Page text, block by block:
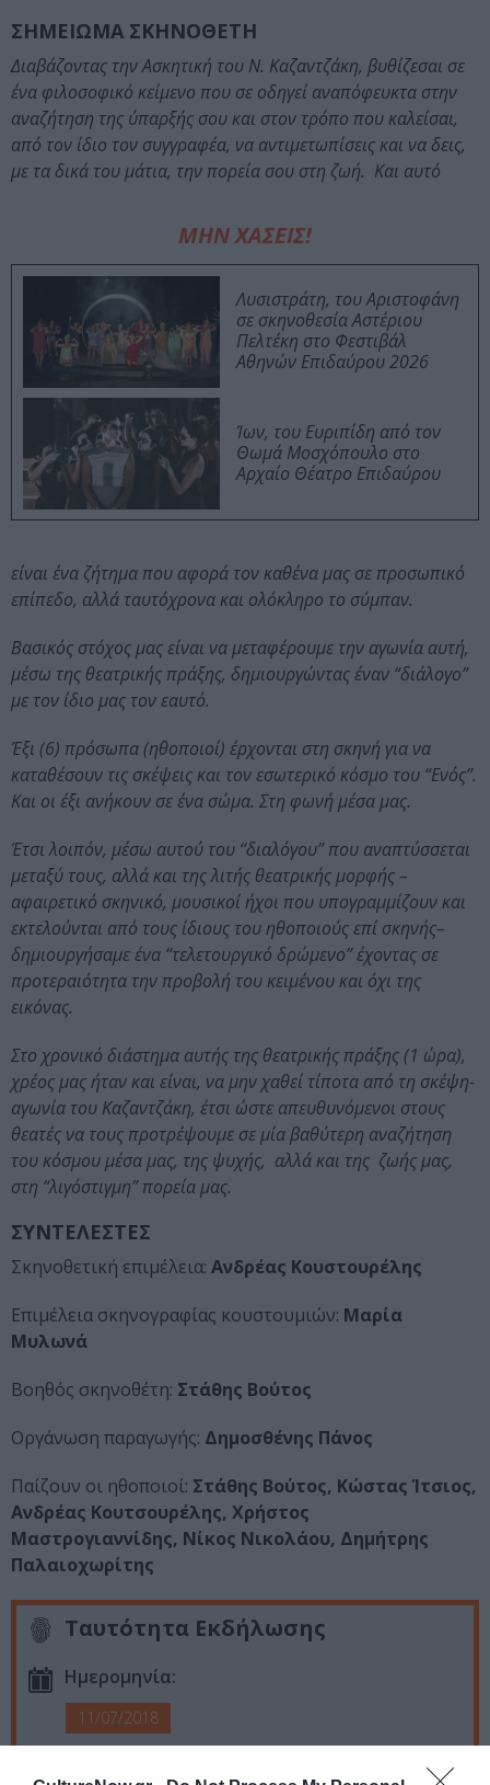
ΣΗΜΕΙΩΜΑ ΣΚΗΝΟΘΕΤΗ
Διαβάζοντας την Ασκητική του Ν. Καζαντζάκη, βυθίζεσαι σε
ένα φιλοσοφικό κείμενο που σε οδηγεί αναπόφευκτα στην
αναζήτηση της ύπαρξής σου και στον τρόπο που καλείσαι,
από τον ίδιο τον συγγραφέα, να αντιμετωπίσεις και να δεις,
με τα δικά του μάτια, την πορεία σου στη ζωή. Και αυτό
ΜΗΝ ΧΑΣΕΙΣ!
Λυσιστράτη, του Αριστοφάνη
σε σκηνοθεσία Αστέριου
Πελτέκη στο Φεστιβάλ
Αθηνών Επιδαύρου 2026
Ίων, του Ευριπίδη από τον
Θωμά Μοσχόπουλο στο
Αρχαίο Θέατρο Επιδαύρου
είναι ένα ζήτημα που αφορά τον καθένα μας σε προσωπικό
επίπεδο, αλλά ταυτόχρονα και ολόκληρο το σύμπαν.
Βασικός στόχος μας είναι να μεταφέρουμε την αγωνία αυτή,
μέσω της θεατρικής πράξης, δημιουργώντας έναν “διάλογο”
με τον ίδιο μας τον εαυτό.
Έξι (6) πρόσωπα (ηθοποιοί) έρχονται στη σκηνή για να
καταθέσουν τις σκέψεις και τον εσωτερικό κόσμο του “Ενός”.
Και οι έξι ανήκουν σε ένα σώμα. Στη φωνή μέσα μας.
Έτσι λοιπόν, μέσω αυτού του “διαλόγου” που αναπτύσσεται
μεταξύ τους, αλλά και της λιτής θεατρικής μορφής –
αφαιρετικό σκηνικό, μουσικοί ήχοι που υπογραμμίζουν και
εκτελούνται από τους ίδιους του ηθοποιούς επί σκηνής–
δημιουργήσαμε ένα “τελετουργικό δρώμενο” έχοντας σε
προτεραιότητα την προβολή του κειμένου και όχι της
εικόνας.
Στο χρονικό διάστημα αυτής της θεατρικής πράξης (1 ώρα),
χρέος μας ήταν και είναι, να μην χαθεί τίποτα από τη σκέψη-
αγωνία του Καζαντζάκη, έτσι ώστε απευθυνόμενοι στους
θεατές να τους προτρέψουμε σε μία βαθύτερη αναζήτηση
του κόσμου μέσα μας, της ψυχής, αλλά και της ζωής μας,
στη “λιγόστιγμη” πορεία μας.
ΣΥΝΤΕΛΕΣΤΕΣ
Σκηνοθετική επιμέλεια: Ανδρέας Κουστουρέλης
Επιμέλεια σκηνογραφίας κουστουμιών: Μαρία
Μυλωνά
Βοηθός σκηνοθέτη: Στάθης Βούτος
Οργάνωση παραγωγής: Δημοσθένης Πάνος
Παίζουν οι ηθοποιοί: Στάθης Βούτος, Κώστας Ίτσιος,
Ανδρέας Κουτσουρέλης, Χρήστος
Μαστρογιαννίδης, Νίκος Νικολάου, Δημήτρης
Παλαιοχωρίτης
Ταυτότητα Εκδήλωσης
Ημερομηνία:
11/07/2018